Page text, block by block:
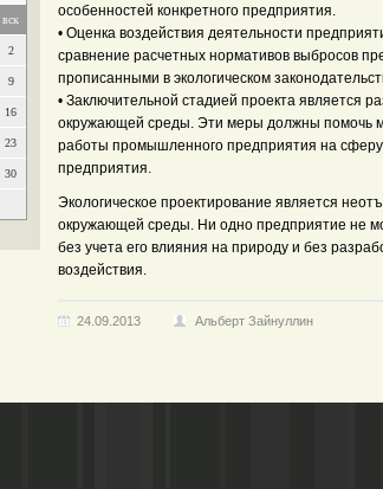
вск
2
9
16
23
30
особенностей конкретного предприятия.
• Оценка воздействия деятельности
сравнение расчетных нормативов выбросов
прописанными в экологическом
• Заключительной стадией проекта является
окружающей среды. Эти меры должны помочь
работы промышленного предприятия на
предприятия.
Экологическое проектирование является
окружающей среды. Ни одно предприятие не
без учета его влияния на природу и без
воздействия.
24.09.2013 Альберт Зайнуллин